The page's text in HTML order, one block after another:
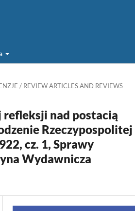
/ REVIEW ARTICLES AND REVIEWS
refleksji nad postacią
Rzeczypospolitej
cz. 1, Sprawy
Wydawnicza